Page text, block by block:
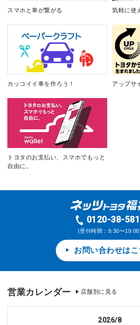
スマホと車が繋がる 気軽に使
カッコイイ車を作ろう！ アップサ
トヨタのお支払い、スマホでもっと
自由に。
0120-38-
(受付時間：9:30〜
お問い合わせはこ
営業カレンダー 店舗別に見る
2026/8